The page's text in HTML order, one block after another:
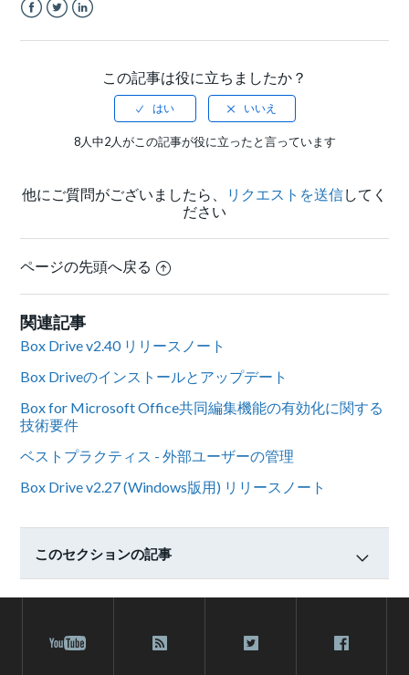
この記事は役に立ちましたか？
8人中2人がこの記事が役に立ったと言っています
他にご質問がございましたら、 リクエストを送信してく
ださい
ページの先頭へ戻る
関連記事
Box Drive v2.40 リリースノート
Box Driveのインストールとアップデート
Box for Microsoft Office共同編集機能の有効化に関する
技術要件
ベストプラクティス - 外部ユーザーの管理
Box Drive v2.27 (Windows版用) リリースノート
このセクションの記事